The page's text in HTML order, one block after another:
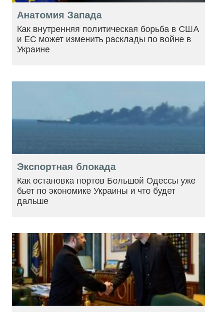
Анатомия Запада
Как внутренняя политическая борьба в США
и ЕС может изменить расклады по войне в
Украине
Экспортная блокада
Как остановка портов Большой Одессы уже
бьет по экономике Украины и что будет
дальше